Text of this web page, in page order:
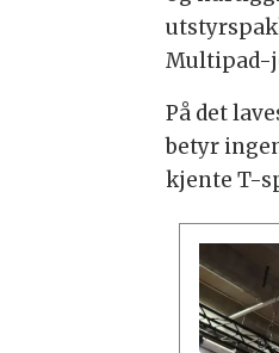
Multipad-
På det
betyr
kjente T-